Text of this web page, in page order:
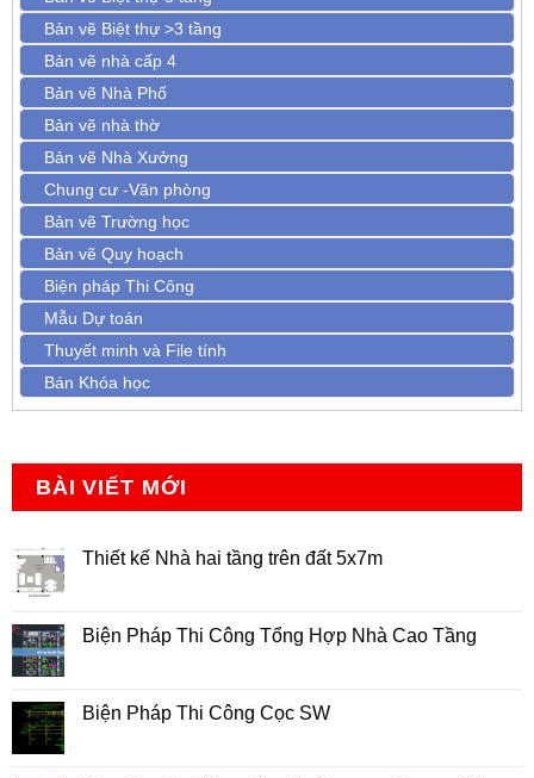
Bản vẽ Biệt thự >3 tầng
Bản vẽ nhà cấp 4
Bản vẽ Nhà Phố
Bản vẽ nhà thờ
Bản vẽ Nhà Xưởng
Chung cư -Văn phòng
Bản vẽ Trường học
Bản vẽ Quy hoạch
Biện pháp Thi Công
Mẫu Dự toán
Thuyết minh và File tính
Bán Khóa học
BÀI VIẾT MỚI
Thiết kế Nhà hai tầng trên đất 5x7m
luận
ở
hai
tầng
Biện Pháp Thi Công Tổng Hợp Nhà Cao Tầng
luận
ởBiện Pháp Thi Công Cọc SW